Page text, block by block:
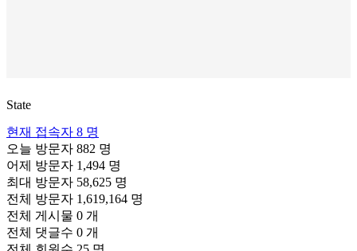
State
현재 접속자 8 명
오늘 방문자 882 명
어제 방문자 1,494 명
최대 방문자 58,625 명
전체 방문자 1,619,164 명
전체 게시물 0 개
전체 댓글수 0 개